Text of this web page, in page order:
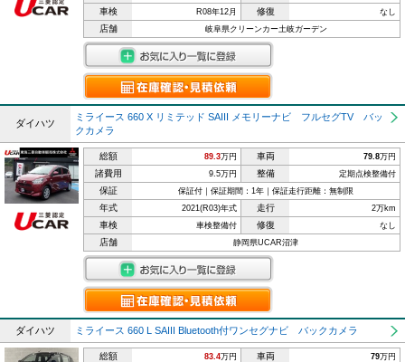
車検 R08年12月 修復 なし
店舗 岐阜県クリーンカー土岐ガーデン
ダイハツ
ミライース 660 X リミテッド SAIII メモリーナビ フルセグTV バッ
クカメラ
総額 89.3万円 車両 79.8万円
諸費用 9.5万円 整備 定期点検整備付
保証 保証付｜保証期間：1年｜保証走行距離：無制限
年式 2021(R03)年式 走行 2万km
車検 車検整備付 修復 なし
店舗 静岡県UCAR沼津
ダイハツ ミライース 660 L SAIII Bluetooth付ワンセグナビ バックカメラ
総額 83.4万円 車両 79万円